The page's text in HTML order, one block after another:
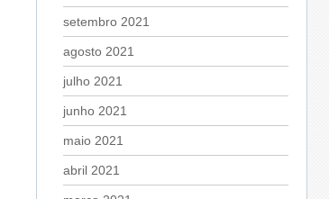
setembro 2021
agosto 2021
julho 2021
junho 2021
maio 2021
abril 2021